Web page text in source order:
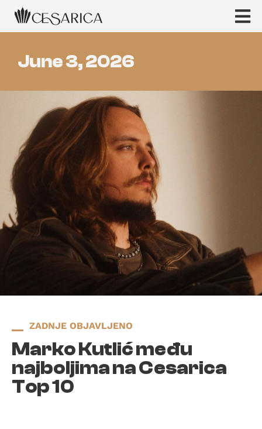
June 3, 2026
ZADNJE OBJAVLJENO
Marko Kutlić među
najboljima na Cesarica
Top 10